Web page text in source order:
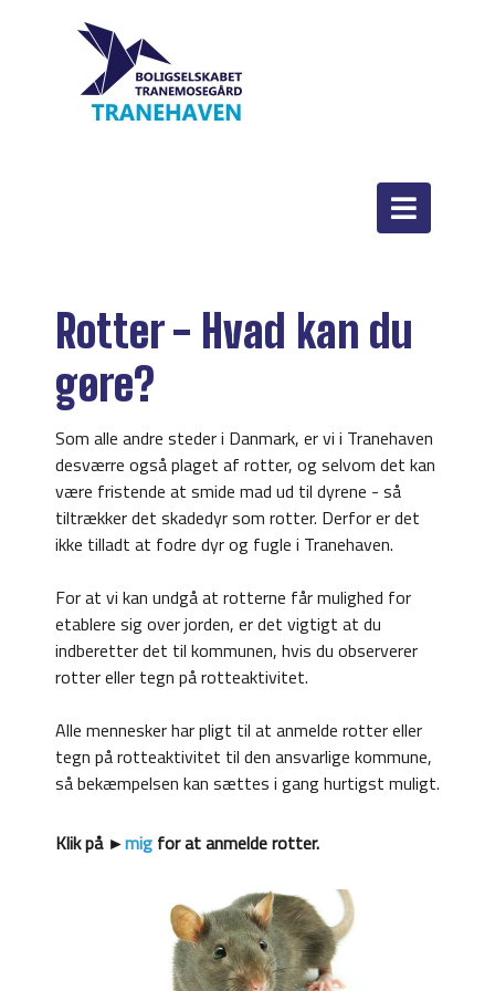
Rotter - Hvad kan du
gøre?
Som alle andre steder i Danmark, er vi i Tranehaven
desværre også plaget af rotter, og selvom det kan
være fristende at smide mad ud til dyrene - så
tiltrækker det skadedyr som rotter. Derfor er det
ikke tilladt at fodre dyr og fugle i Tranehaven.
For at vi kan undgå at rotterne får mulighed for
etablere sig over jorden, er det vigtigt at du
indberetter det til kommunen, hvis du observerer
rotter eller tegn på rotteaktivitet.
Alle mennesker har pligt til at anmelde rotter eller
tegn på rotteaktivitet til den ansvarlige kommune,
så bekæmpelsen kan sættes i gang hurtigst muligt.
Klik på ►mig for at anmelde rotter.